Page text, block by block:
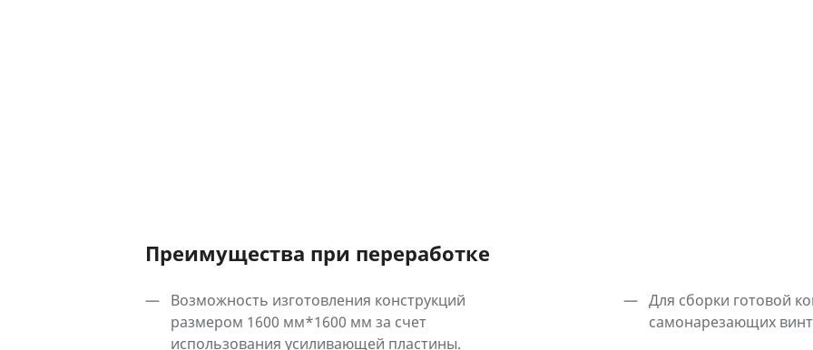
Преимущества при переработке
Возможность изготовления конструкций
размером 1600 мм*1600 мм за счет
использования усиливающей пластины.
Для сборки готовой
самонарезающих